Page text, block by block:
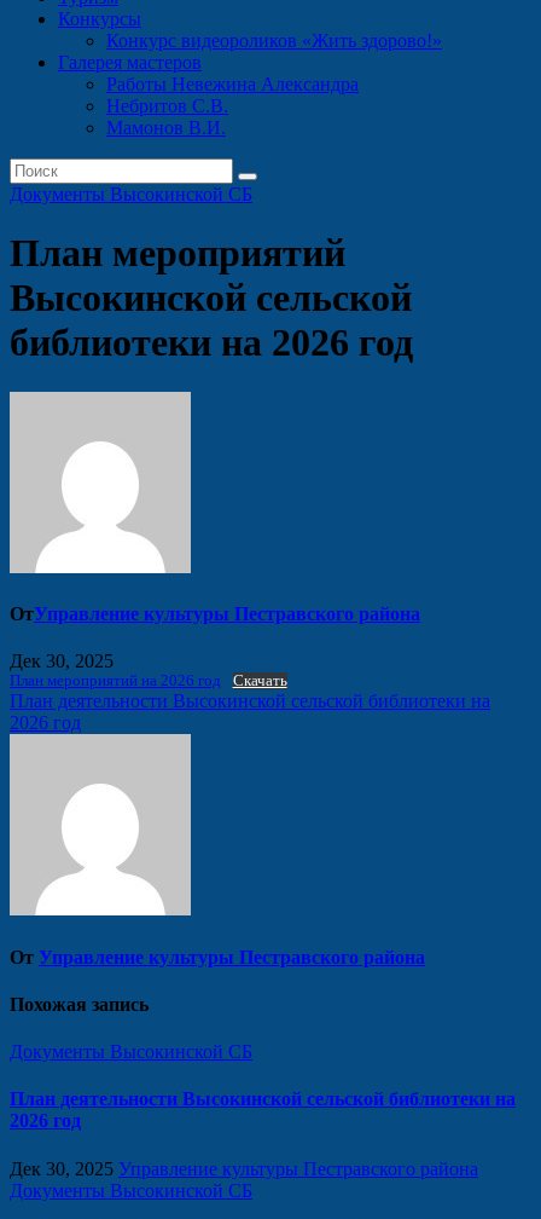
Конкурсы
Конкурс видеороликов «Жить здорово!»
Галерея мастеров
Работы Невежина Александра
Небритов С.В.
Мамонов В.И.
Документы Высокинской СБ
План мероприятий
Высокинской сельской
библиотеки на 2026 год
ОтУправление культуры Пестравского района
Дек 30, 2025
План мероприятий на 2026 год Скачать
Навигация
по
План деятельности Высокинской сельской библиотеки на
2026 год
От Управление культуры Пестравского района
Похожая запись
Документы Высокинской СБ
План деятельности Высокинской сельской библиотеки на
2026 год
Дек 30, 2025 Управление культуры Пестравского района
Документы Высокинской СБ